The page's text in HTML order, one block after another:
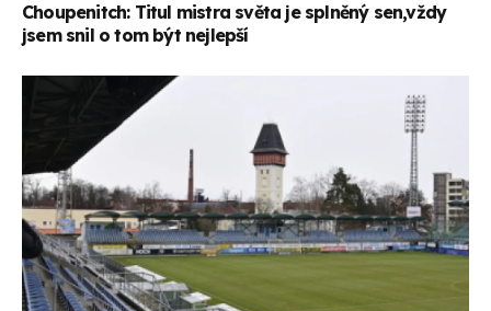
Choupenitch: Titul mistra světa je splněný sen,vždy
jsem snil o tom být nejlepší